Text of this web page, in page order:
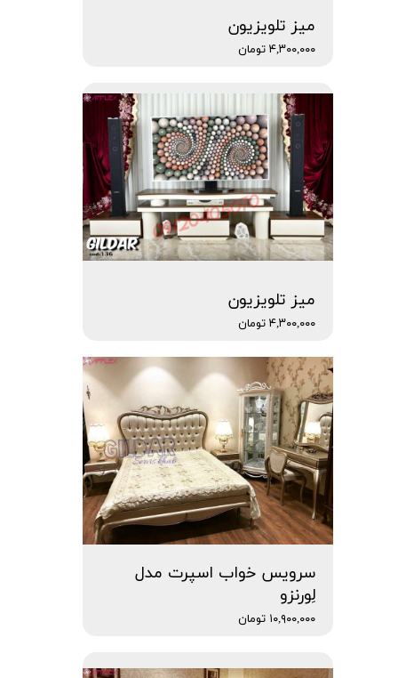
میز تلویزیون
۴,۳۰۰,۰۰۰ تومان
میز تلویزیون
۴,۳۰۰,۰۰۰ تومان
سرویس خواب اسپرت مدل
لِورنزو
۱۰,۹۰۰,۰۰۰ تومان